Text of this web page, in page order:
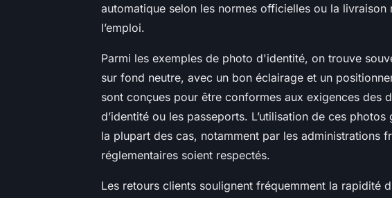
automatique selon les normes officielles ou la
l’emploi.
Parmi les exemples de photo d'identité, on trouve
sur fond neutre, avec un bon éclairage et un
sont conçues pour être conformes aux exigences des
d’identité ou les passeports. L’utilisation de ces
la plupart des cas, notamment par les administrations
réglementaires soient respectés.
Les retours clients soulignent fréquemment la rapidité